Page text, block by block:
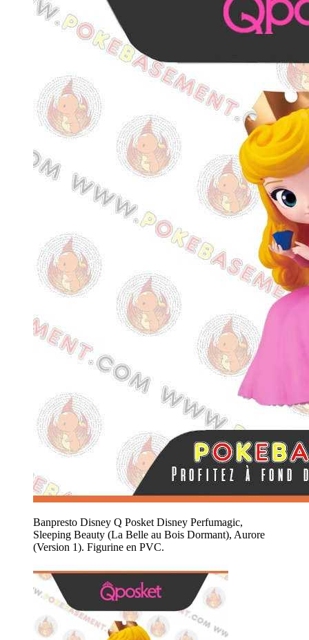
Banpresto Disney Q Posket Disney Perfumagic,
Sleeping Beauty (La Belle au Bois Dormant), Aurore
(Version 1). Figurine en PVC.